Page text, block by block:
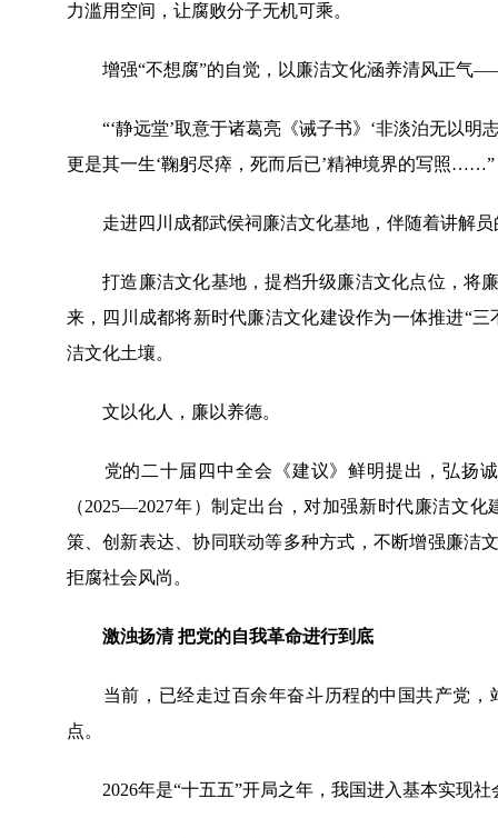
力滥用空间，让腐败分子无机可乘。
增强“不想腐”的自觉，以廉洁文化涵养清风正气
“‘静远堂’取意于诸葛亮《诫子书》‘非淡泊无以明
更是其一生‘鞠躬尽瘁，死而后已’精神境界的写照……”
走进四川成都武侯祠廉洁文化基地，伴随着讲解员
打造廉洁文化基地，提档升级廉洁文化点位，将
来，四川成都将新时代廉洁文化建设作为一体推进“
洁文化土壤。
文以化人，廉以养德。
党的二十届四中全会《建议》鲜明提出，弘扬诚
（2025—2027年）制定出台，对加强新时代廉洁文
策、创新表达、协同联动等多种方式，不断增强廉洁
拒腐社会风尚。
激浊扬清 把党的自我革命进行到底
当前，已经走过百余年奋斗历程的中国共产党，
点。
2026年是“十五五”开局之年，我国进入基本实现社